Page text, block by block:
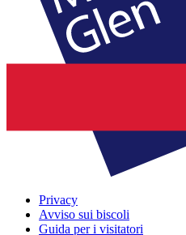
Privacy
Avviso sui biscoli
Guida per i visitatori